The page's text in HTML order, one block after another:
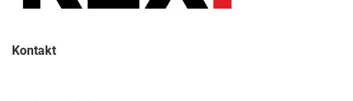
Kontakt